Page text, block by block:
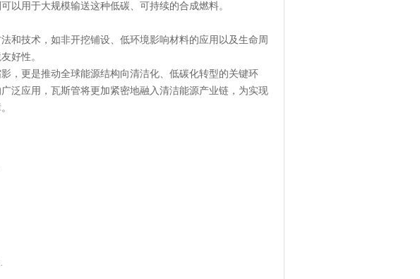
以用于大规模输送这种低碳、可持续的合成燃料。
和技术，如非开挖铺设、低环境影响材料的应用以及生命周
好性。
，更是推动全球能源结构向清洁化、低碳化转型的关键环
泛应用，瓦斯管将更加紧密地融入清洁能源产业链，为实现